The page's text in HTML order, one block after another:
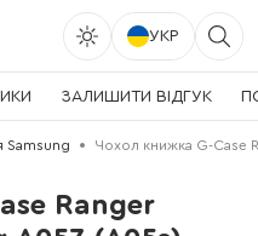
УКР
ЗАЛИШИТИ ВІДГУК
Samsung Чохол книжка G-Case
Ranger